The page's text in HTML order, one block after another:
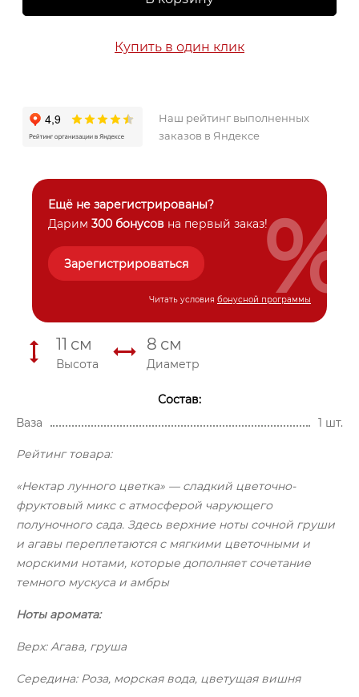
Купить в один клик
Наш рейтинг выполненных
заказов в Яндексе
Ещё не зарегистрированы?
Дарим 300 бонусов на первый заказ!
Зарегистрироваться
Читать условия бонусной программы
%
11 см
Высота
8 см
Диаметр
Состав:
Ваза
1 шт.
Рейтинг товара:
«Нектар лунного цветка» — сладкий цветочно-
фруктовый микс с атмосферой чарующего
полуночного сада. Здесь верхние ноты сочной груши
и агавы переплетаются с мягкими цветочными и
морскими нотами, которые дополняет сочетание
темного мускуса и амбры
Ноты аромата:
Верх: Агава, груша
Середина: Роза, морская вода, цветущая вишня